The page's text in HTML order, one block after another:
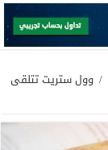
/ وول ستريت تتلقى